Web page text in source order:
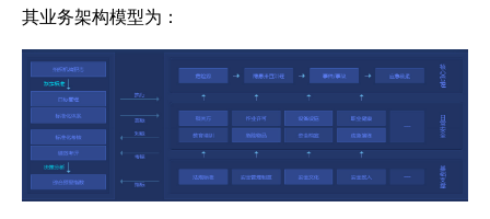
其业务架构模型为：